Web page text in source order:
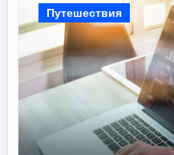
Путешествия